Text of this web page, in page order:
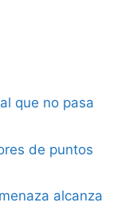
que no pasa
de puntos
alcanza